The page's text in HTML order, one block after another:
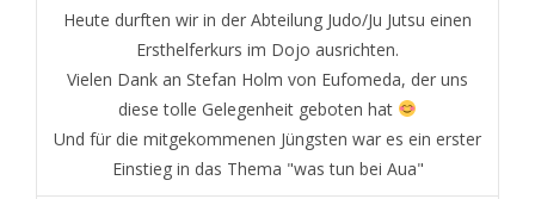
Heute durften wir in der Abteilung Judo/Ju Jutsu einen
Ersthelferkurs im Dojo ausrichten.
Vielen Dank an Stefan Holm von Eufomeda, der uns
diese tolle Gelegenheit geboten hat
Und für die mitgekommenen Jüngsten war es ein erster
Einstieg in das Thema "was tun bei Aua"